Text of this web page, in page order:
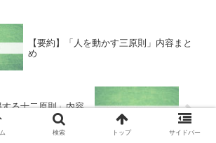
【要約】「人を動かす三原則」内容まと
め
る十二原則」内容
検索 トップ サイドバー